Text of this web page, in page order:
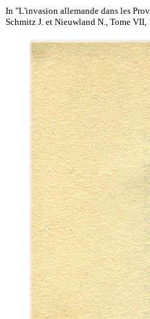
In "L'invasion allemande dans les
Schmitz J. et Nieuwland N., Tome VII,